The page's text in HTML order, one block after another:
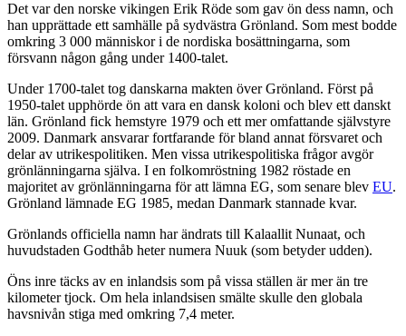
Det var den norske vikingen Erik Röde som gav ön dess namn, och
han upprättade ett samhälle på sydvästra Grönland. Som mest bodde
omkring 3 000 människor i de nordiska bosättningarna, som
försvann någon gång under 1400-talet.
Under 1700-talet tog danskarna makten över Grönland. Först på
1950-talet upphörde ön att vara en dansk koloni och blev ett danskt
län. Grönland fick hemstyre 1979 och ett mer omfattande självstyre
2009. Danmark ansvarar fortfarande för bland annat försvaret och
delar av utrikespolitiken. Men vissa utrikespolitiska frågor avgör
grönlänningarna själva. I en folkomröstning 1982 röstade en
majoritet av grönlänningarna för att lämna EG, som senare blev EU.
Grönland lämnade EG 1985, medan Danmark stannade kvar.
Grönlands officiella namn har ändrats till Kalaallit Nunaat, och
huvudstaden Godthåb heter numera Nuuk (som betyder udden).
Öns inre täcks av en inlandsis som på vissa ställen är mer än tre
kilometer tjock. Om hela inlandsisen smälte skulle den globala
havsnivån stiga med omkring 7,4 meter.